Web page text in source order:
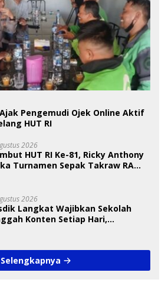
Pengemudi Ojek Online Aktif
HUT RI
2026
HUT RI Ke-81, Ricky Anthony
Turnamen Sepak Takraw RA
2026
Langkat Wajibkan Sekolah
Konten Setiap Hari,
Selengkapnya